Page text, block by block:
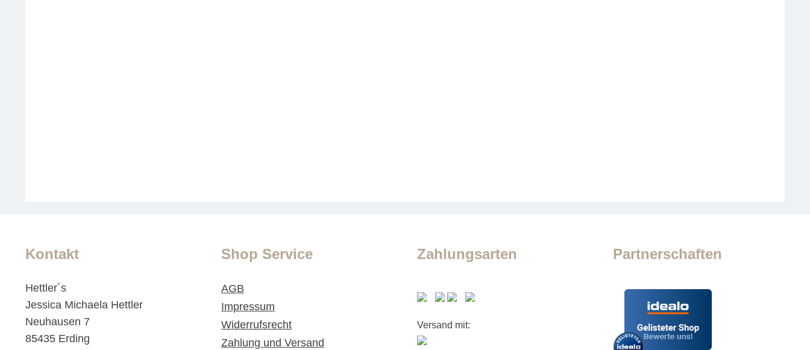
Kontakt
Hettler´s
Jessica Michaela Hettler
Neuhausen 7
85435 Erding
Shop Service
AGB
Impressum
Widerrufsrecht
Zahlung und Versand
Zahlungsarten
Versand mit:
Partnerschaften